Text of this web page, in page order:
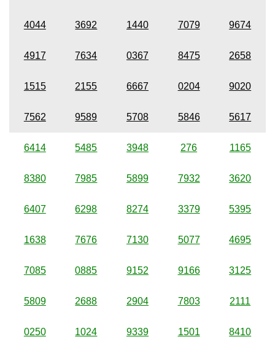
4044 3692 1440 7079 9674
4917 7634 0367 8475 2658
1515 2155 6667 0204 9020
7562 9589 5708 5846 5617
6414 5485 3948 276 1165
8380 7985 5899 7932 3620
6407 6298 8274 3379 5395
1638 7676 7130 5077 4695
7085 0885 9152 9166 3125
5809 2688 2904 7803 2111
0250 1024 9339 1501 8410